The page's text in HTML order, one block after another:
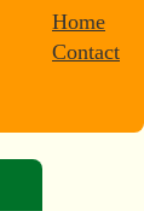
Home
Contact